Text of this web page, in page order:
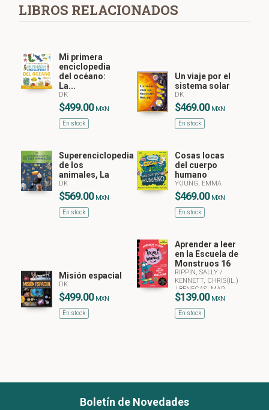
LIBROS RELACIONADOS
Mi primera
enciclopedia
del océano:
La...
DK
$499.00 MXN
En stock
Un viaje por el
sistema solar
DK
$469.00 MXN
En stock
Superenciclopedia
de los
animales, La
DK
$569.00 MXN
En stock
Cosas locas
del cuerpo
humano
YOUNG, EMMA
$469.00 MXN
En stock
Misión espacial
DK
$499.00 MXN
En stock
Aprender a leer
en la Escuela de
Monstruos 16
RIPPIN, SALLY/
KENNETT, CHRIS(IL.)
/ BENEGAS, MAR
(ADAPTADO POR)
$139.00 MXN
En stock
Boletín de Novedades